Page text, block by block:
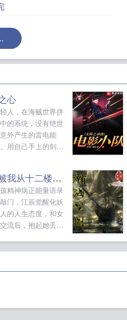
心
人，在海贼世界拼
的系统，没有绝世
外产生的雷电能
用自己手上的剑和
开局鬼敲门，被我从十二楼丢下去
精神病正能量语录
门，江辰觉醒化妖
的人生态度，和女
流后，抱起她丢下
阴神屹立，世界陷
向您QQ群和微博